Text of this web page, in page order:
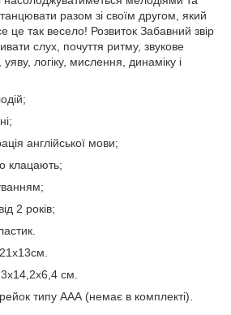
разом зі своїм другом, який
це так весело! Розвиток Забавний звір
слух, почуття ритму, звукове
логіку, мислення, динаміку і
англійської мови;
клацають;
2 років;
см.
типу ААА (немає в комплекті).